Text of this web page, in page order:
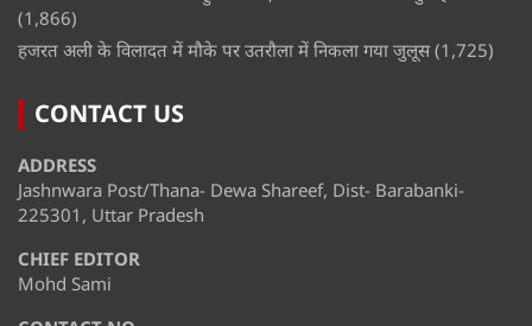
(1,866)
हजरत अली के विलादत में मौके पर उतरौला में निकला गया जुलूस (1,725)
CONTACT US
ADDRESS
Jashnwara Post/Thana- Dewa Shareef, Dist- Barabanki-
225301, Uttar Pradesh
CHIEF EDITOR
Mohd Sami